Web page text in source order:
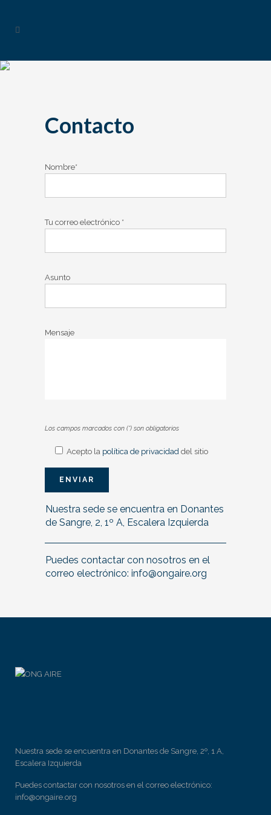
Contacto
Por favor, deja este campo vacío.
Nombre*
Tu correo electrónico *
Asunto
Mensaje
Los campos marcados con (*) son obligatorios
Acepto la política de privacidad del sitio
Nuestra sede se encuentra en Donantes
de Sangre, 2, 1º A, Escalera Izquierda
Puedes contactar con nosotros en el
correo electrónico: info@ongaire.org
Nuestra sede se encuentra en Donantes de Sangre, 2º, 1 A,
Escalera Izquierda
Puedes contactar con nosotros en el correo electrónico:
info@ongaire.org